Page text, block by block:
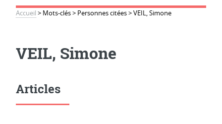
Accueil > Mots-clés> Personnes citées>VEIL, Simone
VEIL, Simone
Articles